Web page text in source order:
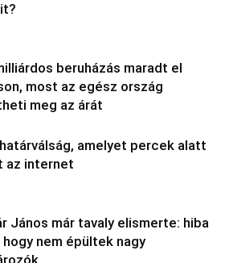
beruházás maradt el
most az egész ország
meg az árát
amelyet percek alatt
az internet
János már tavaly elismerte: hiba
nem épültek nagy